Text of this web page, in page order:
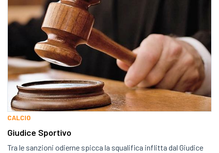
CALCIO
Giudice Sportivo
Tra le sanzioni odierne spicca la squalifica inflitta dal Giudice